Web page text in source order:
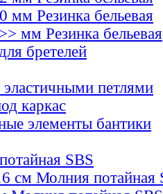
мм Резинка бельевая
мм Резинка бельевая
бретелей
эластичными петлями
каркас
элементы бантики
SBS
см Молния потайная